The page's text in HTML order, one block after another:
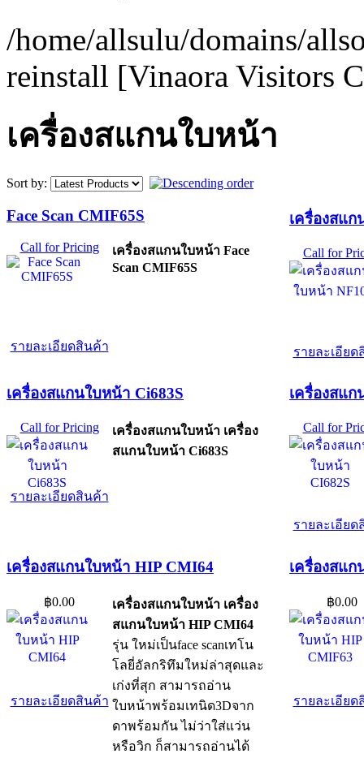
/home/allsulu/domains/
reinstall [Vinaora Visitors
เครื่องสแกนใบหน้า
Sort by:
Face Scan CMIF65S
Call for Pricing
รายละเอียดสินค้า
เครื่องสแกนใบหน้า Face
Scan CMIF65S
เครื่องสแ
Call for
รายละเอีย
เครื่องสแกนใบหน้า Ci683S
Call for Pricing
รายละเอียดสินค้า
เครื่องสแกนใบหน้า เครื่อง
สแกนใบหน้า Ci683S
เครื่องสแก
Call for
รายละเอีย
เครื่องสแกนใบหน้า HIP CMI64
฿0.00
รายละเอียดสินค้า
เครื่องสแกนใบหน้า เครื่อง
สแกนใบหน้า HIP CMI64
รุ่น ใหม่เป็นface scanเทโน
โลยี่อัลกริทึมใหม่ล่าสุดและ
เก่งที่สุก สามารถอ่าน
ใบหน้าพร้อมเทนิด3Dจาก
ดาพร้อมกัน ไม่ว่าใส่แว่น
หรือวิก ก็สามารถอ่านได้
เครื่องสแ
฿0.00
รายละเอีย